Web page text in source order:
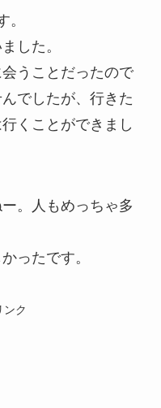
。
した。
うことだったので
でしたが、行きた
くことができまし
。人もめっちゃ多
ったです。
ンク